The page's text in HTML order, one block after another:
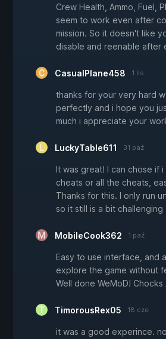
Crew Health, Ammo, Fuel,
seem to work even after
mission. So it doesn't like
disable and reenable after
CasualPlane458 1 lis
thanks for your very hard
perfectly and i hope you
much i appreciate your
LuckyTable611 31 paź
It was great! I can chose if i
cheats or all the cheats,
Thanks for this. I only run
so it still is a bit challenging
MobileCook362 1 paź
Easy to use interface, and
explore the game without
Well done WeMoD! Chocks
TimorousRex05 18 cze
it was a good experince.